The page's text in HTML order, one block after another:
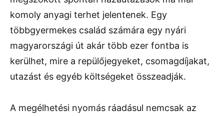
komoly anyagi terhet jelentenek. Egy
többgyermekes család számára egy nyári
magyarországi út akár több ezer fontba is
kerülhet, mire a repülőjegyeket, csomagdíjakat,
utazást és egyéb költségeket összeadják.
A megélhetési nyomás ráadásul nemcsak az